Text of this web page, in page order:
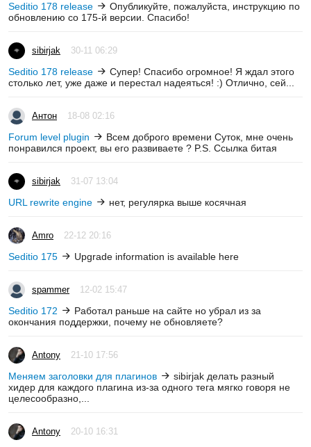
Seditio 178 release
Опубликуйте, пожалуйста, инструкцию по
обновлению со 175-й версии. Спасибо!
sibirjak 30-11 06:29
Seditio 178 release
Супер! Спасибо огромное! Я ждал этого
столько лет, уже даже и перестал надеяться! :) Отлично, сей...
Антон 18-08 02:16
Forum level plugin
Всем доброго времени Суток, мне очень
понравился проект, вы его развиваете ? P.S. Ссылка битая
sibirjak 31-07 13:04
URL rewrite engine нет, регулярка выше косячная
Amro 22-12 20:16
Seditio 175 Upgrade information is available here
spammer 12-02 15:47
Seditio 172
Работал раньше на сайте но убрал из за
окончания поддержки, почему не обновляете?
Antony 21-10 17:56
Меняем заголовки для плагинов
sibirjak делать разный
хидер для каждого плагина из-за одного тега мягко говоря не
целесообразно,...
Antony 20-10 16:31